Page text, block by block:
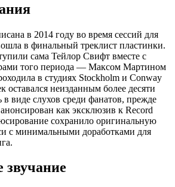
в 2014 году во время сессий для
в финальный треклист пластинки.
сама Тейлор Свифт вместе с
того периода — Максом Мартином
в студиях Stockholm и Conway
оставался неизданным более десяти
виде слухов среди фанатов, прежде
как эксклюзив к Record
сохранило оригинальную
с минимальными доработками для